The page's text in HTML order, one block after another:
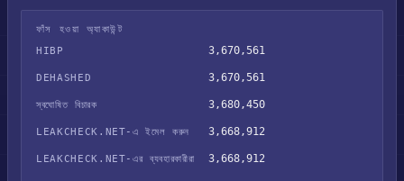
ফাঁস হওয়া অ্যাকাউন্ট
HIBP
3,670,561
DEHASHED 3,670,561
স্বঘোষিত বিচারক 3,680,450
LEAKCHECK.NET-এ ইমেল করুন 3,668,912
LEAKCHECK.NET-এর ব্যবহারকারীরা 3,668,912